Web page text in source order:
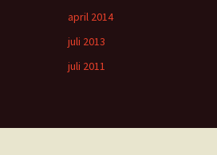
april 2014
juli 2013
juli 2011